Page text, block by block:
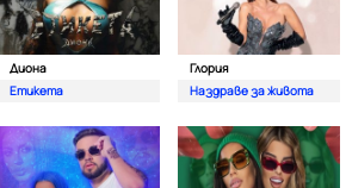
Диона
Етикета
Глория
Наздраве за живота